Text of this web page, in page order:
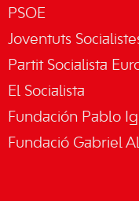
PSOE
Joventuts
Partit Socialista
El Socialista
Fundación Pablo
Fundació Gabriel